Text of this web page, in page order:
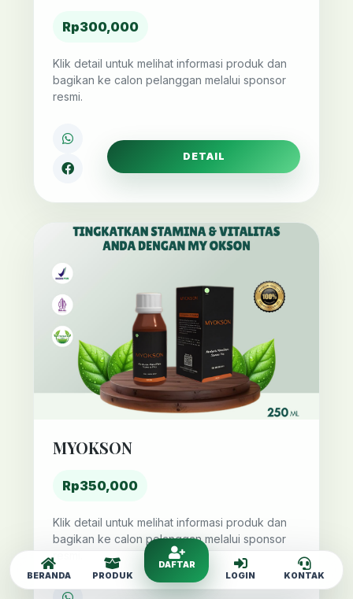
Rp300,000
Klik detail untuk melihat informasi produk dan
bagikan ke calon pelanggan melalui sponsor
resmi.
DETAIL
MYOKSON
Rp350,000
Klik detail untuk melihat informasi produk dan
bagikan ke calon pelanggan melalui sponsor
resmi.
BERANDA PRODUK
DAFTAR
LOGIN
KONTAK